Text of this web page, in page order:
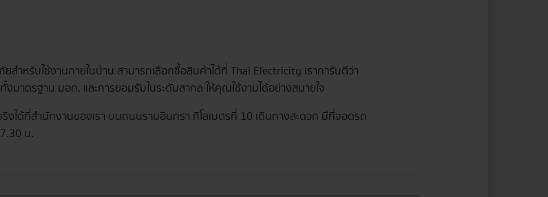
ำหรับใช้งานภายในบ้าน สามารถเลือกซื้อสินค้าได้ที่ Thai Electricity เราการันตีว่า
มาตรฐาน มอก. และการยอมรับในระดับสากล ให้คุณใช้งานได้อย่างสบายใจ
ได้ที่สำนักงานของเรา บนถนนรามอินทรา กิโลเมตรที่ 10 เดินทางสะดวก มีที่จอดรถ
น.